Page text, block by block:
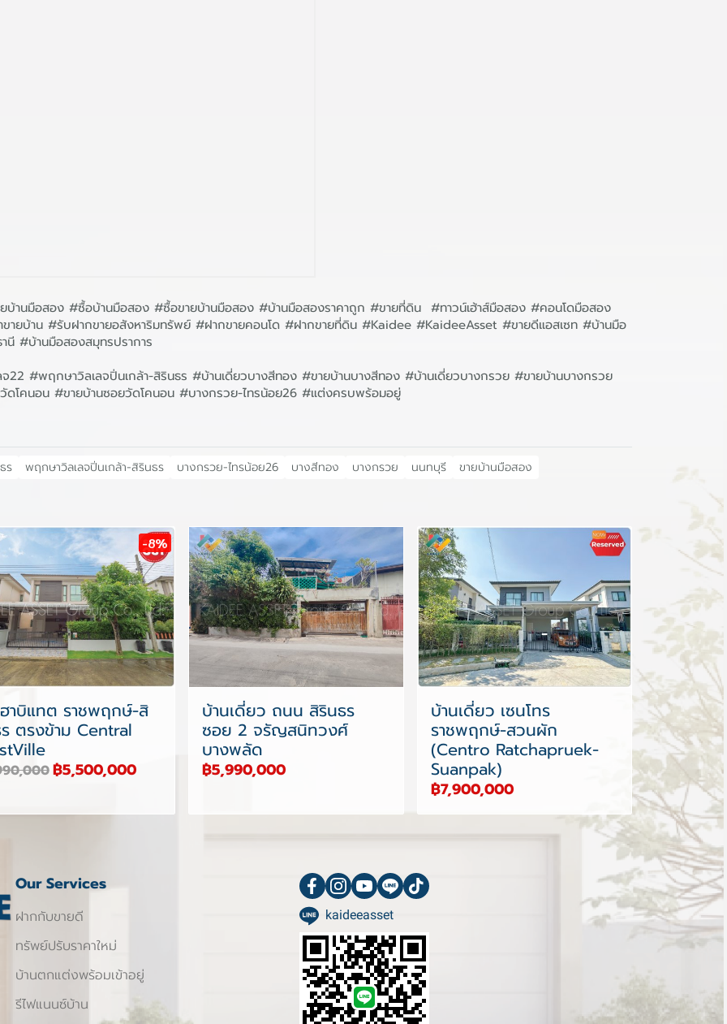
านมือสอง #ซื้อบ้านมือสอง #ซื้อขายบ้านมือสอง #บ้านมือสองราคาถูก #ขายที่ดิน #ทาวน์เฮ้าส์มือสอง #คอนโดมือสอง
ายบ้าน #รับฝากขายอสังหาริมทรัพย์ #ฝากขายคอนโด #ฝากขายที่ดิน #Kaidee #KaideeAsset #ขายดีแอสเซท #บ้านมือ
#บ้านมือสองสมุทรปราการ
#พฤกษาวิลเลจปิ่นเกล้า-สิรินธร #บ้านเดี่ยวบางสีทอง #ขายบ้านบางสีทอง #บ้านเดี่ยวบางกรวย #ขายบ้านบางกรวย
ดโคนอน #ขายบ้านซอยวัดโคนอน #บางกรวย-ไทรน้อย26 #แต่งครบพร้อมอยู่
ร พฤกษาวิลเลจปิ่นเกล้า-สิรินธร บางกรวย-ไทรน้อย26 บางสีทอง บางกรวย นนทบุรี ขายบ้านมือสอง
-8%
าบิแทต ราชพฤกษ์-สิ
ตรงข้าม Central
฿5,500,000
บ้านเดี่ยว ถนน สิรินธร
ซอย 2 จรัญสนิทวงศ์
บางพลัด
฿5,990,000
บ้านเดี่ยว เซนโทร
ราชพฤกษ์-สวนผัก
(Centro Ratchapruek-
Suanpak)
฿7,900,000
Our Services
ฝากกับขายดี
ทรัพย์ปรับราคาใหม่
บ้านตกแต่งพร้อมเข้าอยู่
รีไฟแนนซ์บ้าน
kaideeasset